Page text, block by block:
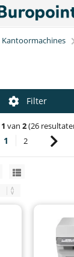
Kantoormachines
Filter
1 van 2(26
1 2